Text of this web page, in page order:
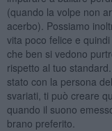
(quando la volpe non
acerbo). Possiamo
vita poco felice e
che ben si vedono
rispetto al tuo
stato con la persona
svariati, ti può creare
quando il suono
brano preferito.